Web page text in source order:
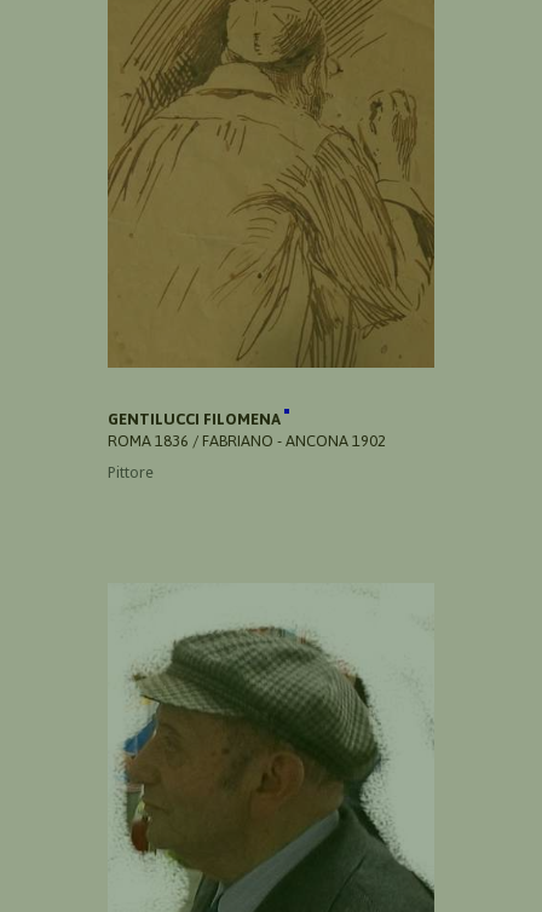
GENTILUCCI FILOMENA
ROMA 1836 / FABRIANO - ANCONA 1902
Pittore